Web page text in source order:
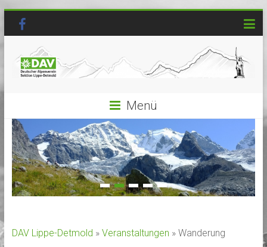
Menü
DAV Lippe-Detmold » Veranstaltungen » Wanderung